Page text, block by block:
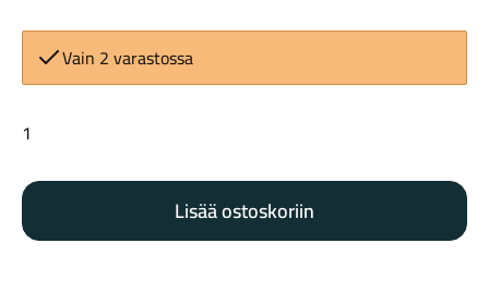
Maastosähköpyörät
Vain 2 varastossa
Abus
Bordo
80cm
Lisää ostoskoriin